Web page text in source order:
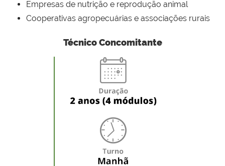
Empresas de nutrição e reprodução animal
Cooperativas agropecuárias e associações rurais
Técnico Concomitante